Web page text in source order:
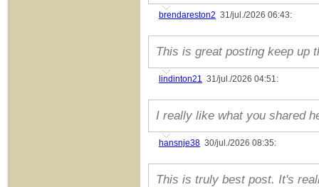
brendareston2 31/jul./2026 06:43:
This is great posting keep up
lindinton21 31/jul./2026 04:51:
I really like what you shared
hansnje38 30/jul./2026 08:35:
This is truly best post. It's